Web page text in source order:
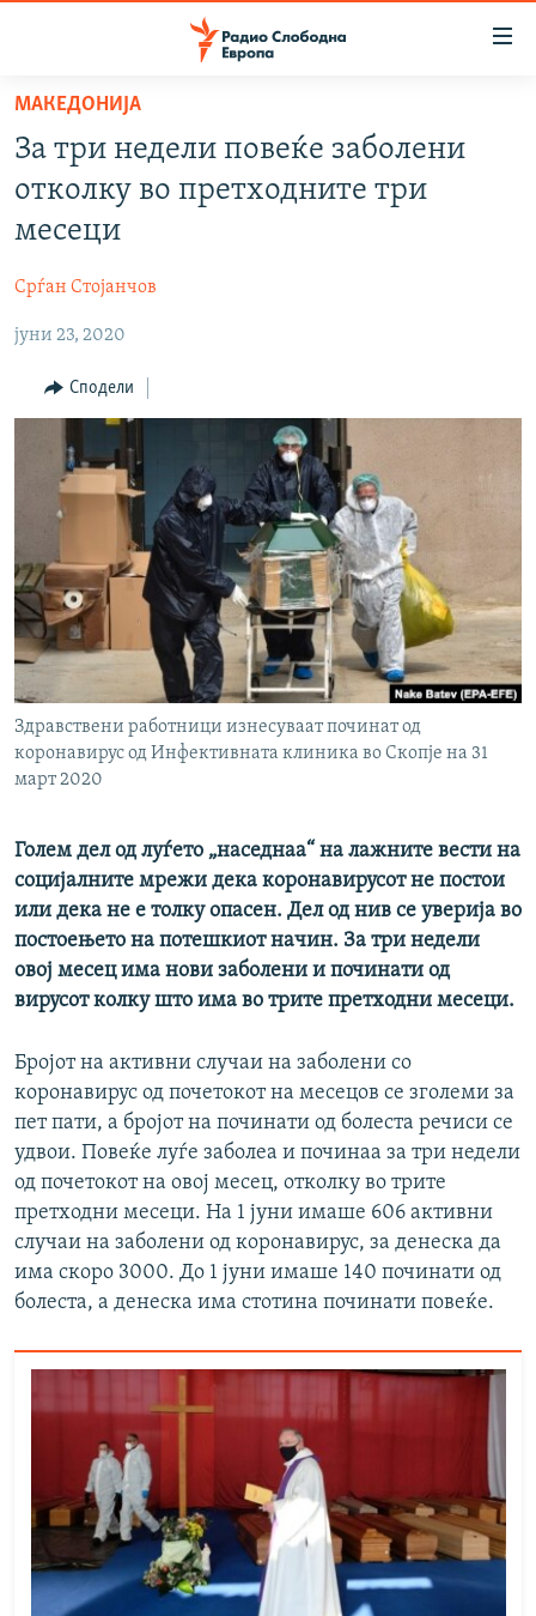
Оди
содржината
Оди
главната
навигација
Премини
на
ВИЗУЕЛНО
ШТО ТРЕБА ДА ЗНАЕТЕ
ПРИЈАВИ СЕ ЗА ЊУЗЛЕТЕР
ПОДКАСТ ЗОШТО?
СЛЕДЕТЕ НЕ
РСЕ веб страници
МАКЕДОНИЈА
За три недели повеќе заболени
отколку во претходните три
месеци
Срѓан Стојанчов
јуни 23, 2020
Сподели
Здравствени работници изнесуваат починат од
коронавирус од Инфективната клиника во Скопје на 31
март 2020
Голем дел од луѓето „наседнаа“ на лажните вести на
социјалните мрежи дека коронавирусот не постои
или дека не е толку опасен. Дел од нив се уверија во
постоењето на потешкиот начин. За три недели
овој месец има нови заболени и починати од
вирусот колку што има во трите претходни месеци.
Бројот на активни случаи на заболени со
коронавирус од почетокот на месецов се зголеми за
пет пати, а бројот на починати од болеста речиси се
удвои. Повеќе луѓе заболеа и починаа за три недели
од почетокот на овој месец, отколку во трите
претходни месеци. На 1 јуни имаше 606 активни
случаи на заболени од коронавирус, за денеска да
има скоро 3000. До 1 јуни имаше 140 починати од
болеста, а денеска има стотина починати повеќе.